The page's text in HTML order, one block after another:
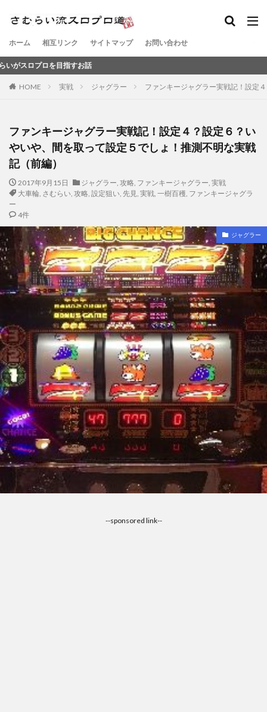
ホーム 相互リンク サイトマップ お問い合わせ
指すお話
HOME 実戦 ジャグラー ファンキージャグラー実戦記！設定
ファンキージャグラー実戦記！設定４？設定６？い
やいや、間を取って設定５でしょ！推測不明な実戦
記（前編）
2017年9月15日 ジャグラー, 攻略, ファンキージャグラー, 実戦
大車輪, さむらい, 攻略, 設定狙い, 先見, 実戦, 一樹百穫, ファンキージャグラ
ー
4件
ジャグラー
--sponsored link--